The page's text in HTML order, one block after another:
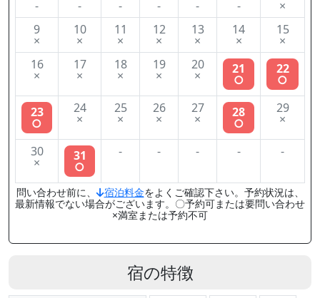
- - - - - -
×
9
×
10
×
11
×
12
×
13
×
14
×
15
×
16
×
17
×
18
×
19
×
20
× 21
○
22
○
23
○
24
×
25
×
26
×
27
× 28
○
29
×
30
× 31
○
- - - - -
問い合わせ前に、 宿泊料金をよくご確認下さい。予約状況は、
最新情報でない場合がございます。〇予約可または要問い合わせ
×満室または予約不可
宿の特徴